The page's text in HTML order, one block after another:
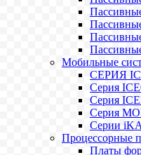
Мобильные
СЕРИЯ
Серия
Серия
Серия
Серии
Процессорные
Платы